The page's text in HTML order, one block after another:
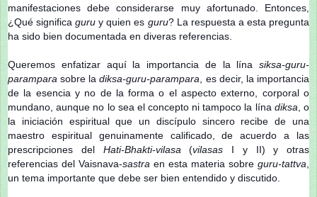
manifestaciones debe considerarse muy afortunado. Entonces,
¿Qué significaguru y quien es guru? La respuesta a esta pregunta
ha sido bien documentada en diveras referencias.
Queremos enfatizar aquí la importancia de la lína siksa-guru-
parampara sobre ladiksa-guru-parampara , es decir, la importancia
de la esencia y no de la forma o el aspecto externo, corporal o
mundano, aunque no lo sea el concepto ni tampoco la lína diksa , o
la iniciación espiritual que un discípulo sincero recibe de una
maestro espiritual genuinamente calificado, de acuerdo a las
prescripciones del Hati-Bhakti-vilasa (vilasas I y II) y otras
referencias del Vaisnava-sastra en esta materia sobre guru-tattva
un tema importante que debe ser bien entendido y discutido.